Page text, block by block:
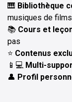
🎹 Bibliothèque
musiques de
📚 Cours et
pas
⭐ Contenus
📱💻 Multi-
👤 Profil